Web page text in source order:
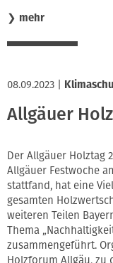
❯ mehr
08.09.2023
Allgäuer
Der Allgäuer Holztag
Allgäuer Festwoche
stattfand, hat eine
gesamten
weiteren Teilen
Thema
zusammengeführt.
Holzforum Allgäu, zu